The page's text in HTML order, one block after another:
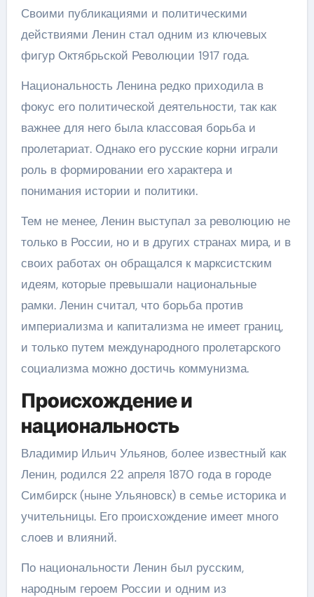
Своими публикациями и политическими
действиями Ленин стал одним из ключевых
фигур Октябрьской Революции 1917 года.
Национальность Ленина редко приходила в
фокус его политической деятельности, так как
важнее для него была классовая борьба и
пролетариат. Однако его русские корни играли
роль в формировании его характера и
понимания истории и политики.
Тем не менее, Ленин выступал за революцию не
только в России, но и в других странах мира, и в
своих работах он обращался к марксистским
идеям, которые превышали национальные
рамки. Ленин считал, что борьба против
империализма и капитализма не имеет границ,
и только путем международного пролетарского
социализма можно достичь коммунизма.
Происхождение и
национальность
Владимир Ильич Ульянов, более известный как
Ленин, родился 22 апреля 1870 года в городе
Симбирск (ныне Ульяновск) в семье историка и
учительницы. Его происхождение имеет много
слоев и влияний.
По национальности Ленин был русским,
народным героем России и одним из